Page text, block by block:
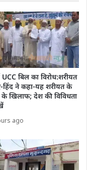
बिल का विरोध:शरीयत
हिंद ने कहा-यह शरीयत के
के खिलाफ; देश की विविधता
ago